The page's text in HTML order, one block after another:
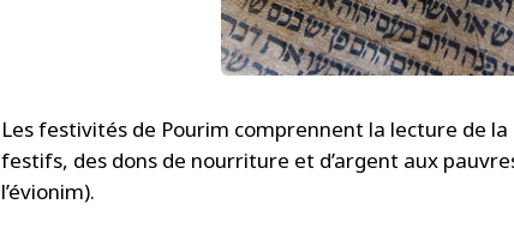
Les festivités de Pourim comprennent la lecture de
festifs, des dons de nourriture et d’argent aux
l’évionim).